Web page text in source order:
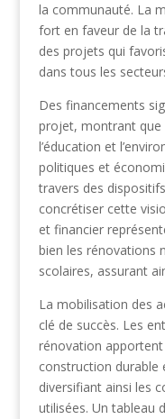
la communauté. La
fort en faveur de la
des projets qui
dans tous les
Des financements
projet, montrant que
l’éducation et
politiques et
travers des
concrétiser cette
et financier
bien les rénovations
scolaires, assurant
La mobilisation des
clé de succès. Les
rénovation
construction durable
diversifiant ainsi les
utilisées. Un tableau